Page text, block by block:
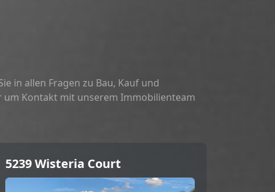
in allen Fragen zu Bau, Kauf und
um Kontakt mit unserem Immobilienteam
5239 Wisteria Court